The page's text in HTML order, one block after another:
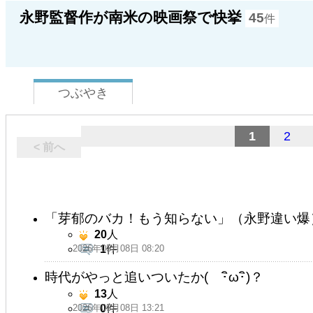
永野監督作が南米の映画祭で快挙 45件
つぶやき
< 前へ
1 2
「芽郁のバカ！もう知らない」（永野違い爆
2026年05月08日 08:20
20人
1件
時代がやっと追いついたか( ･ิω･ิ)？
2026年05月08日 13:21
13人
0件